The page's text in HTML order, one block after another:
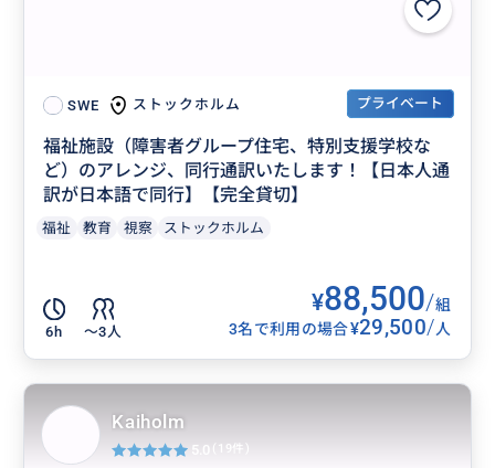
SWE ストックホルム プライベート
福祉施設（障害者グループ住宅、特別支援学校な
ど）のアレンジ、同行通訳いたします！【日本人通
訳が日本語で同行】【完全貸切】
福祉 教育 視察 ストックホルム
6h 〜3人
¥88,500/組
3名で利用の場合¥29,500/人
Kaiholm
5.0 (19件)